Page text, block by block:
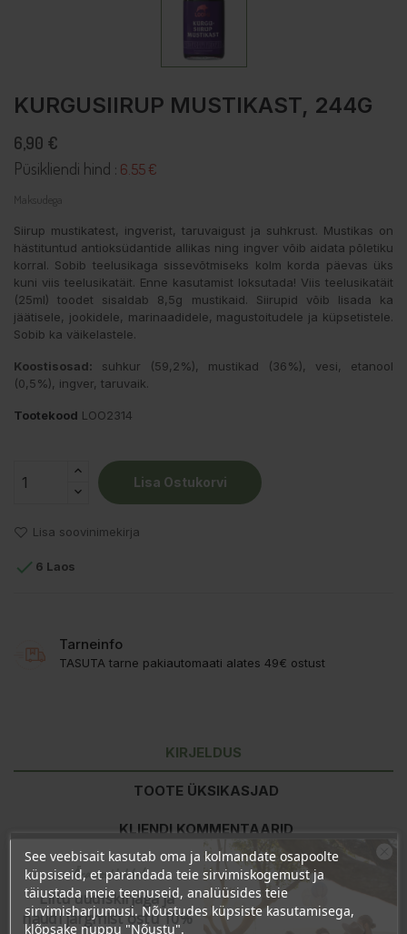
KURGUSIIRUP MUSTIKAST, 244G
6,90 €
Püsikliendi hind : 6.55 €
Maksudega
Siirup mustikatest, ingverist, taruvaigust ja suhkrust. Mustikas on
hästituntud antioksüdantide allikas ning ingver võib aidata põletiku
korral. Sobib teelusikaga sissevõtmiseks kolm korda päevas üks
kuni viis teelusikatäit. Enne kasutamist loksutada! Viis teelusikatäit
(25ml) toodet sisaldab 8,5g mustikaid. Siirupid võib lisada ka
jäätisele, jookidele, marinaadidele, magustoitudele ja küpsetistele.
Sobib ka väikelastele.
Koostisosad: suhkur (59,2%), mustikad (36%), vesi, etanool
(0,5%), ingver, taruvaik.
Tootekood LOO2314
Lisa Ostukorvi
Lisa soovinimekirja
 6 Laos
Tarneinfo
TASUTA tarne pakiautomaati alates 49€ ostust
KIRJELDUS
TOOTE ÜKSIKASJAD
KLIENDI KOMMENTAARID
Toitumisalane teave
100g kohta
Energiasisaldus
1128kJ/266kcal
See veebisait kasutab oma ja kolmandate osapoolte
küpsiseid, et parandada teie sirvimiskogemust ja
täiustada meie teenuseid, analüüsides teie
sirvimisharjumusi. Nõustudes küpsiste kasutamisega,
klõpsake nuppu "Nõustu".
Ära veel lahku!
Liitu uudiskirjaga ja
naudi järgmist ostu 10%